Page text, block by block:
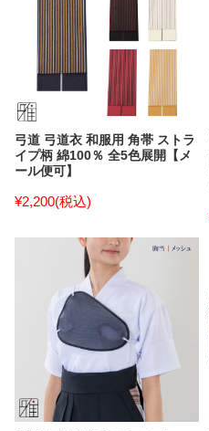
弓道 弓道衣 和服用 角帯 ストラ
イプ柄 綿100％ 全5色展開【メ
ール便可】
¥2,200(税込)